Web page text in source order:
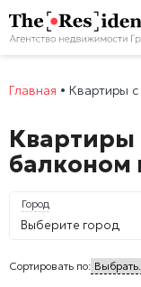
Главная • Квартиры
Квартиры
балконом
Город
Выберите город
Сортировать по: